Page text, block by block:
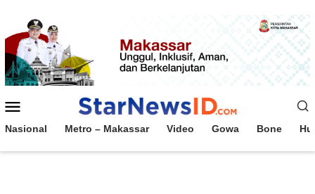
konten
Mobile
Nasional Metro – Makassar Video Gowa Bone